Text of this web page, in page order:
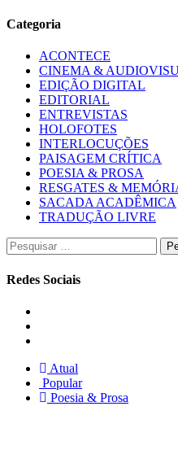
Categoria
ACONTECE
CINEMA &
EDIÇÃO DIGITAL
EDITORIAL
ENTREVISTAS
HOLOFOTES
INTERLOCUÇÕES
PAISAGEM CRÍTICA
POESIA & PROSA
RESGATES &
SACADA ACADÊMICA
TRADUÇÃO LIVRE
Pesquisar
por:
Redes Sociais
Atual
Popular
Poesia & Prosa